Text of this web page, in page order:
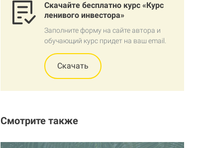
Скачайте бесплатно курс «Курс
ленивого инвестора»
Заполните форму на сайте автора и
обучающий курс придет на ваш email.
Скачать
Смотрите также